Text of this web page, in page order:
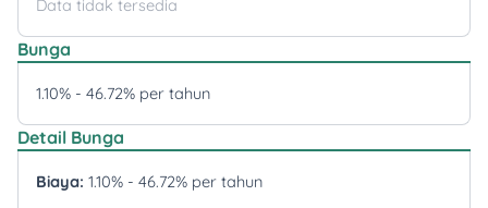
Data tidak tersedia
Bunga
1.10% - 46.72% per tahun
Detail Bunga
Biaya: 1.10% - 46.72% per tahun